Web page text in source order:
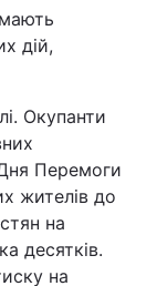
дій,
Окупанти
Дня Перемоги
жителів до
на
десятків.
на